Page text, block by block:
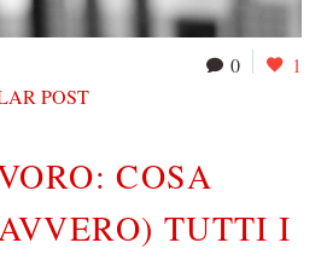
0 1
POST
COSA
TUTTI I